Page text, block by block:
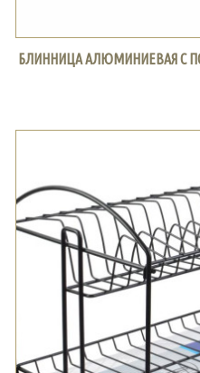
БЛИННИЦА АЛЮМИНИЕВАЯ С